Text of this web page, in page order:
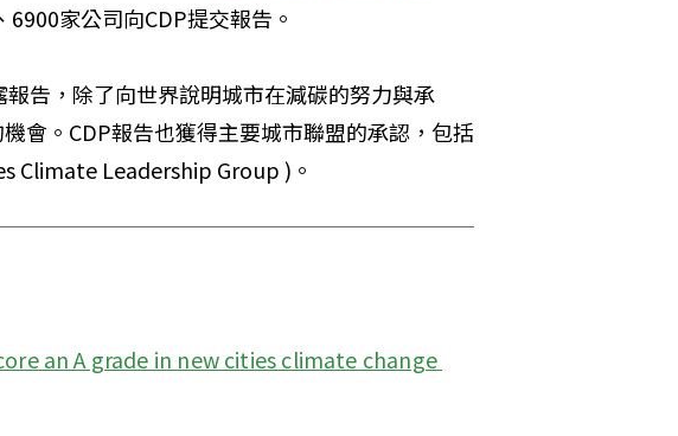
家公司向CDP提交報告。
報告，除了向世界說明城市在減碳的努力與承
會。CDP報告也獲得主要城市聯盟的承認，包括
Climate Leadership Group )。
an A grade in new cities climate change